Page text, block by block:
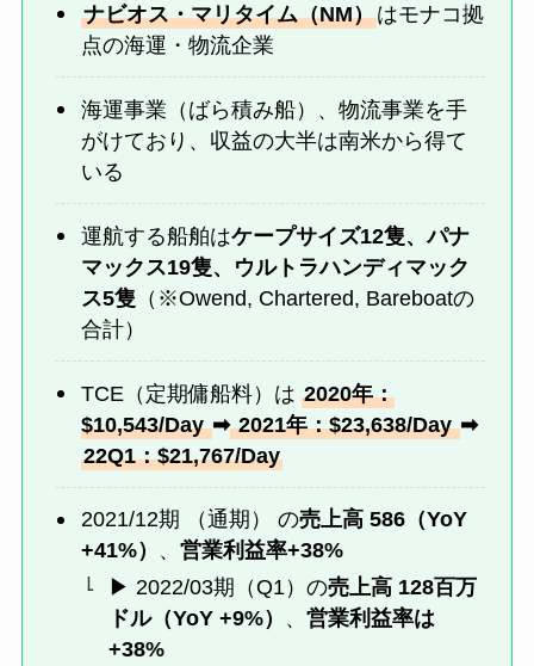
ナビオス・マリタイム（NM）はモナコ拠
点の海運・物流企業
海運事業（ばら積み船）、物流事業を手
がけており、収益の大半は南米から得て
いる
運航する船舶はケープサイズ12隻、パナ
マックス19隻、ウルトラハンディマック
ス5隻 （※Owend, Chartered, Bareboatの
合計）
TCE（定期傭船料）は2020年：
$10,543/Day➡︎2021年：$23,638/Day➡︎
22Q1：$21,767/Day
2021/12期 （通期） の売上高 586（YoY
+41%） 、営業利益率+38%
▶︎ 2022/03期（Q1）の売上高 128百万
ドル（YoY +9%）
、 営業利益率は
+38%